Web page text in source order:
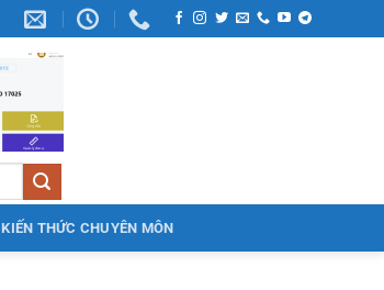
KIẾN THỨC CHUYÊN MÔN